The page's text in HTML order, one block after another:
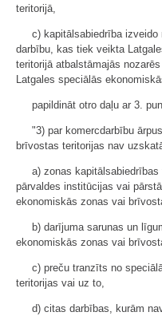
teritorijā,
c) kapitālsabiedrība
darbību, kas tiek veikta
teritorijā atbalstāmajās
Latgales speciālās
papildināt otro daļu ar 3.
"3) par komercdarbību
brīvostas teritorijas nav
a) zonas
pārvaldes institūcijas vai
ekonomiskās zonas vai
b) darījuma sarunas un
ekonomiskās zonas vai
c) preču tranzīts no
teritorijas vai uz to,
d) citas darbības, kurām